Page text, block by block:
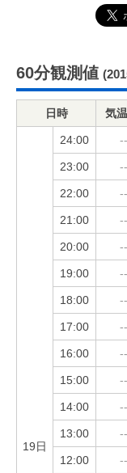
60分観測値
日時 気
19日
24:00
23:00
22:00
21:00
20:00
19:00
18:00
17:00
16:00
15:00
14:00
13:00
12:00